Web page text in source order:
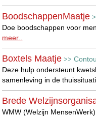
BoodschappenMaatje
Doe boodschappen voor
meer..
Boxtels Maatje >>
Deze hulp ondersteunt
samenleving in de
Brede
WMW (Welzijn